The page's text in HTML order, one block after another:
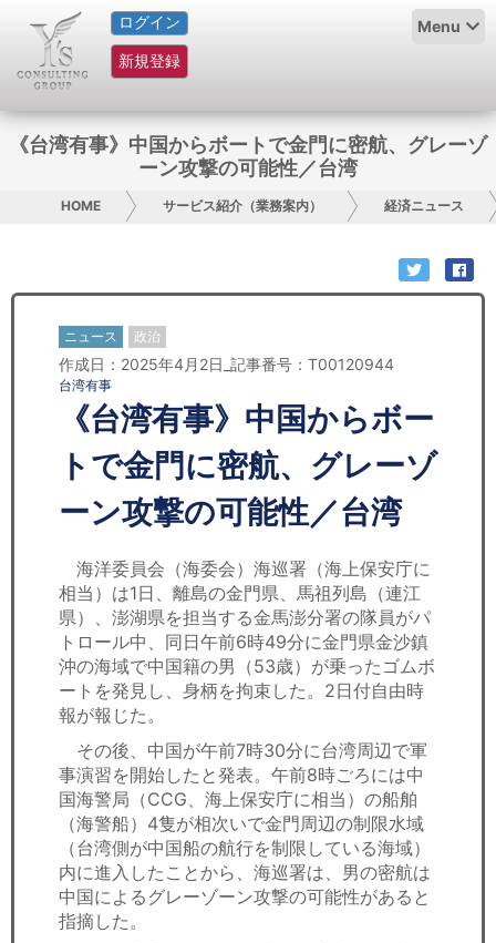
ログイン
新規登録
Menu
HOME
サービス紹介
コラム
お問い合わせ
日本人にPR
コンサルティング
リサーチ
セミナー
経済ニュース
労務顧問
ＩＴ
飲食店情報
《台湾有事》中国からボートで金門に密航、グレーゾ
ーン攻撃の可能性／台湾
HOME サービス紹介（業務案内） 経済ニュース
ニュース 政治
作成日：2025年4月2日_記事番号：T00120944
台湾有事
《台湾有事》中国からボー
トで金門に密航、グレーゾ
ーン攻撃の可能性／台湾
海洋委員会（海委会）海巡署（海上保安庁に
相当）は1日、離島の金門県、馬祖列島（連江
県）、澎湖県を担当する金馬澎分署の隊員がパ
トロール中、同日午前6時49分に金門県金沙鎮
沖の海域で中国籍の男（53歳）が乗ったゴムボ
ートを発見し、身柄を拘束した。2日付自由時
報が報じた。
その後、中国が午前7時30分に台湾周辺で軍
事演習を開始したと発表。午前8時ごろには中
国海警局（CCG、海上保安庁に相当）の船舶
（海警船）4隻が相次いで金門周辺の制限水域
（台湾側が中国船の航行を制限している海域）
内に進入したことから、海巡署は、男の密航は
中国によるグレーゾーン攻撃の可能性があると
指摘した。